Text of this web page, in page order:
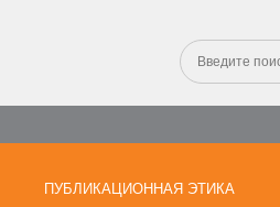
ПУБЛИКАЦИОННАЯ ЭТИКА